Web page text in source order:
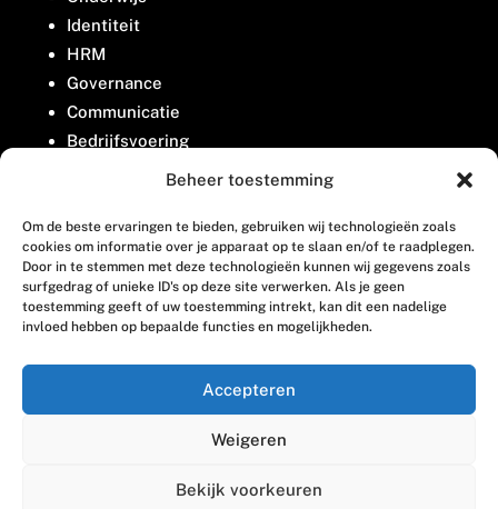
Beheer toestemming
Om de beste ervaringen te bieden, gebruiken wij technologieën zoals
cookies om informatie over je apparaat op te slaan en/of te raadplegen.
Door in te stemmen met deze technologieën kunnen wij gegevens zoals
surfgedrag of unieke ID's op deze site verwerken. Als je geen
toestemming geeft of uw toestemming intrekt, kan dit een nadelige
invloed hebben op bepaalde functies en mogelijkheden.
Accepteren
Weigeren
Bekijk voorkeuren
Identiteit
HRM
Governance
Communicatie
Bedrijfsvoering
Belangenbehartiging
Contact
Houttuinlaan 8
3447 GM Woerden